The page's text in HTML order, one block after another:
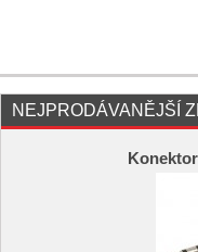
NEJPRODÁVANĚJŠÍ